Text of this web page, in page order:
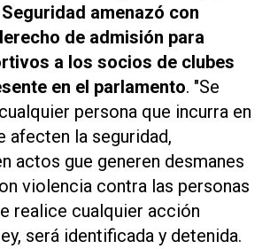
amenazó con
de admisión para
a los socios de clubes
en el parlamento. "Se
persona que incurra en
afecten la seguridad,
actos gue generen desmanes
violencia contra las personas
realice cualquier acción
será identificada y detenida.